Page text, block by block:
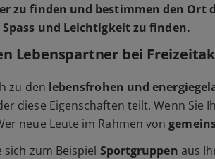
zu finden und bestimmen den Ort
und Leichtigkeit zu finden.
Lebenspartner bei
zu den lebensfrohen und
diese Eigenschaften teilt. Wenn
neue Leute im Rahmen von
sich zum Beispiel Sportgruppen aus